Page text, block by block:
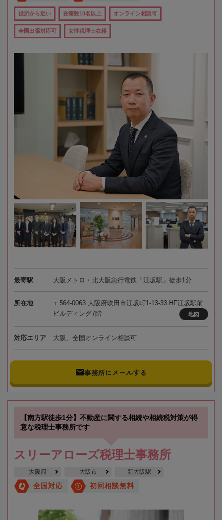
役所から近い 在籍数10名以上 オンライン相談可
全国出張対応可 女性税理士在籍
最寄駅 大阪メトロ・北大阪急行電鉄「江坂駅」徒歩1分
所在地
〒564-0063 大阪府吹田市江坂町1-13-33 HF江坂駅前
ビルディング7階
地図
対応エリア 大阪、全国オンライン相談可
事務所にメールする
【南方駅徒歩1分】不動産に関する相続や相続税対策が得
意な税理士事務所です
スリーアローズ税理士事務所
大阪府 大阪市 新大阪駅
全国対応 初回相談無料